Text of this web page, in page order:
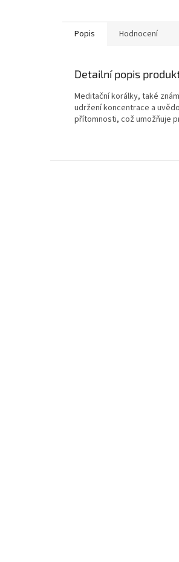
Popis Hodnocení
Detailní popis
Meditační korálky, také
udržení koncentrace a
přítomnosti, což umožňuje